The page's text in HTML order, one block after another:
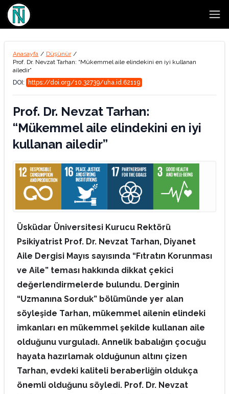
Anasayfa / Düşünür /
Prof. Dr. Nevzat Tarhan: “Mükemmel aile elindekini en iyi kullanan
ailedir”
DOI:
https://doi.org/10.32739/uha.id.62119
Prof. Dr. Nevzat Tarhan:
“Mükemmel aile elindekini en iyi
kullanan ailedir”
Üsküdar Üniversitesi Kurucu Rektörü
Psikiyatrist Prof. Dr. Nevzat Tarhan, Diyanet
Aile Dergisi Mayıs sayısında “Fıtratın Korunması
ve Aile” teması hakkında dikkat çekici
değerlendirmelerde bulundu. Derginin
“Uzmanına Sorduk” bölümünde yer alan
söyleşide Tarhan, mükemmel ailenin elindeki
imkanları en mükemmel şekilde kullanan aile
olduğunu vurguladı. Annelik babalığın çocuğu
hayata hazırlamak olduğunun altını çizen
Tarhan, evdeki kaliteli beraberliğin oldukça
önemli olduğunu söyledi. Prof. Dr. Nevzat